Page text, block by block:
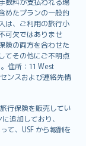
めたプランの一般的
は、ご利用の旅行小
可欠ではありませ
険の両方を合わせた
てその他にご不明点
住所：11 West
ンスおよび連絡先情
行保険を販売してい
追加しており、
て、USF から報酬を